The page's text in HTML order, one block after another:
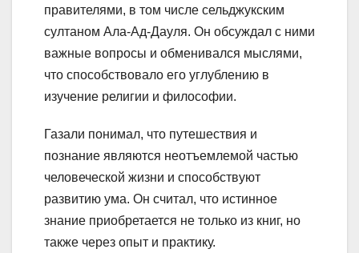
правителями, в том числе сельджукским
султаном Ала-Ад-Дауля. Он обсуждал с ними
важные вопросы и обменивался мыслями,
что способствовало его углублению в
изучение религии и философии.
Газали понимал, что путешествия и
познание являются неотъемлемой частью
человеческой жизни и способствуют
развитию ума. Он считал, что истинное
знание приобретается не только из книг, но
также через опыт и практику.